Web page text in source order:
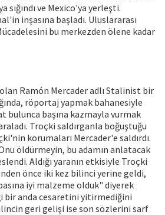
sığındı ve Mexico'ya yerleşti.
inşasına başladı. Uluslararası
bu merkezden ölene kadar
olan Ramón Mercader adlı Stalinist bir
röportaj yapmak bahanesiyle
bulunca başına kazmayla vurmak
Troçki saldırganla boğuştuğu
korumaları Mercader'e saldırdı.
öldürmeyin, bu adamın anlatacak
Aldığı yaranın etkisiyle Troçki
önce iki kez bilinci yerine geldi,
iyi malzeme olduk" diyerek
bir anda cesaretini yitirmediğini
geri gelişi ise son sözlerini sarf